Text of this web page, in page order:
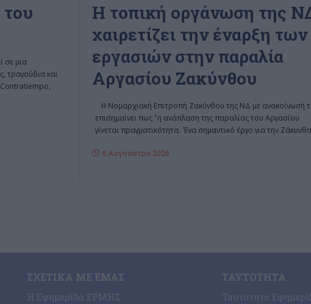
σε μια
τραγούδια και
Η τοπική οργάνωση της
χαιρετίζει την έναρξη των
εργασιών στην παραλία
Αργασίου Ζακύνθου
Η Νομαρχιακή Επιτροπή Ζακύνθου της ΝΔ με ανακοίνωσή
επισημαίνει πως "η ανάπλαση της παραλίας του Αργασίου
γίνεται πραγματικότητα. Ένα σημαντικό έργο για την Ζάκυνθο
6 Αυγούστου 2026
ΣΧΕΤΙΚΆ ΜΕ ΕΜΆΣ
Η Εφημερίδα ΕΡΜΗΣ
ΤΑΥΤΌΤΗΤΑ
Ταυτότητα